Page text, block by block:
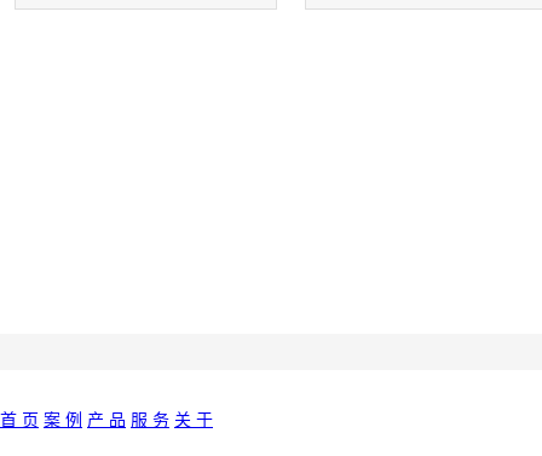
饰的新宠，并且历...
饰的新宠，并且历...
首 页 案 例 产 品 服 务 关 于